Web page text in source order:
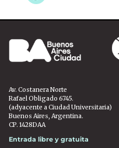
Av. Costanera Norte
Rafael Obligado 6745.
(adyacente a Ciudad Universitaria)
Buenos Aires, Argentina.
CP. 1428DAA
Entrada libre y gratuita